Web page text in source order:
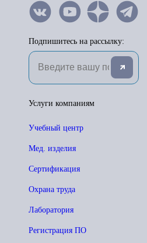
Подпишитесь на рассылку:
Услуги компаниям
Учебный центр
Мед. изделия
Сертификация
Охрана труда
Лаборатория
Регистрация ПО